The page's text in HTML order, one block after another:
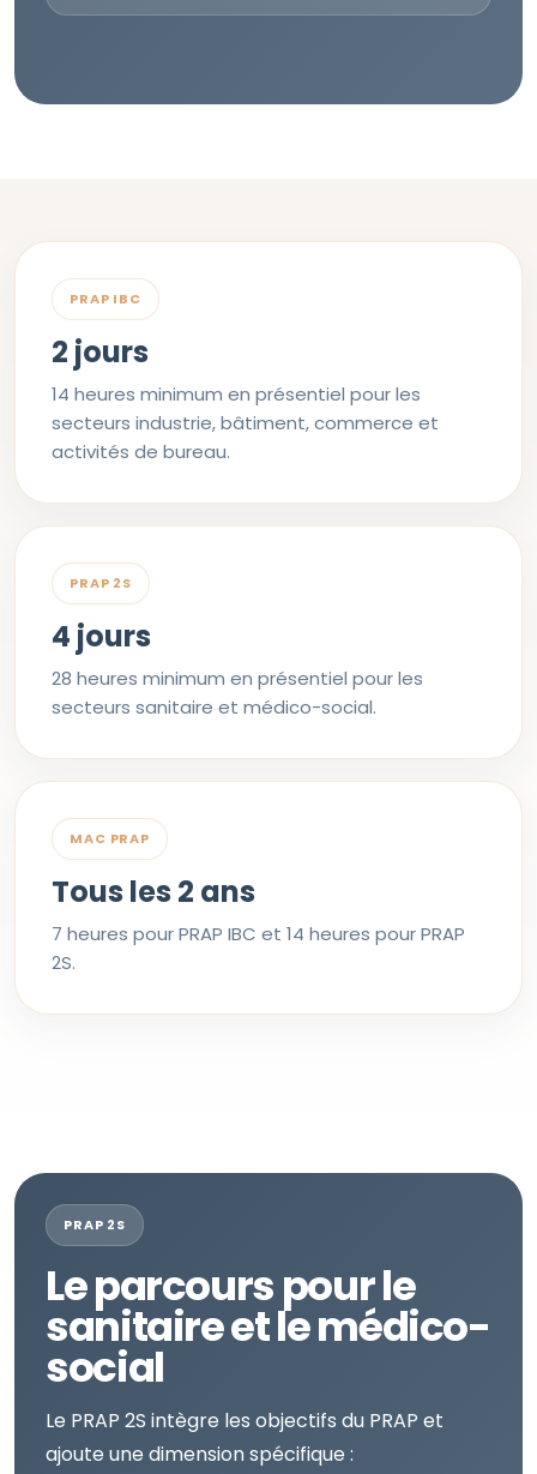
PRAP IBC
2 jours
14 heures minimum en présentiel pour les
secteurs industrie, bâtiment, commerce et
activités de bureau.
PRAP 2S
4 jours
28 heures minimum en présentiel pour les
secteurs sanitaire et médico-social.
MAC PRAP
Tous les 2 ans
7 heures pour PRAP IBC et 14 heures pour PRAP
2S.
PRAP 2S
Le parcours pour le
sanitaire et le médico-
social
Le PRAP 2S intègre les objectifs du PRAP et
ajoute une dimension spécifique :